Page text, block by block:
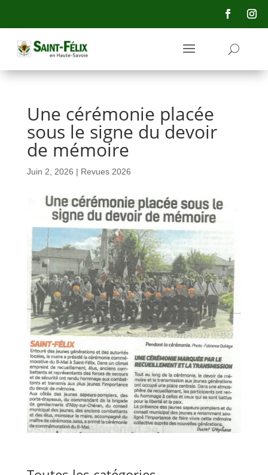
Une cérémonie placée
sous le signe du devoir
de mémoire
Juin 2, 2026 | Revues 2026